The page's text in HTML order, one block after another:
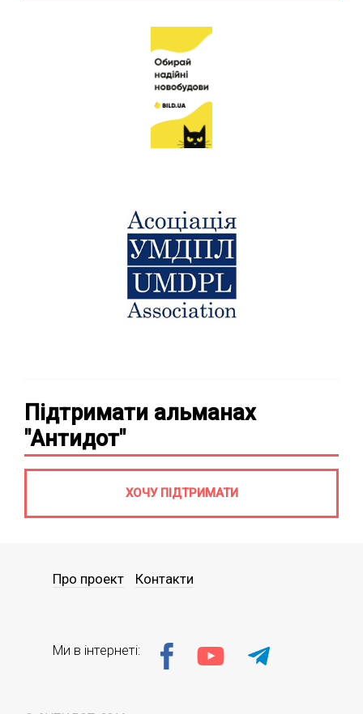
Підтримати альманах
"Антидот"
ХОЧУ ПІДТРИМАТИ
Про проект Контакти
Ми в інтернеті: